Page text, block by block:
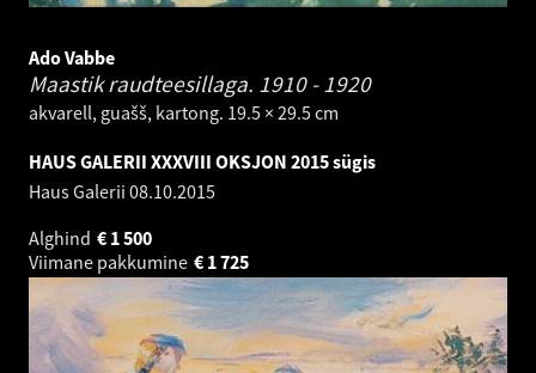
Ado Vabbe
Maastik raudteesillaga. 1910 - 1920
akvarell, guašš, kartong. 19.5 × 29.5 cm
HAUS GALERII XXXVIII OKSJON 2015 sügis
Haus Galerii 08.10.2015
Alghind
1 500
€
Viimane pakkumine
1 725
€